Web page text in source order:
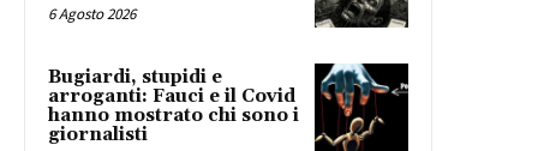
6 Agosto 2026
Bugiardi, stupidi e
arroganti: Fauci e il Covid
hanno mostrato chi sono i
giornalisti